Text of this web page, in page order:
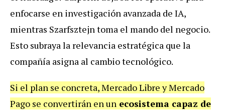
enfocarse en investigación avanzada de IA,
mientras Szarfsztejn toma el mando del negocio.
Esto subraya la relevancia estratégica que la
compañía asigna al cambio tecnológico.
Si el plan se concreta, Mercado Libre y Mercado
Pago se convertirán en un ecosistema capaz de